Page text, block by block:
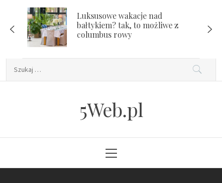
content
Luksusowe wakacje nad
bałtykiem? tak, to możliwe z
columbus rowy
5Web.pl
Menu